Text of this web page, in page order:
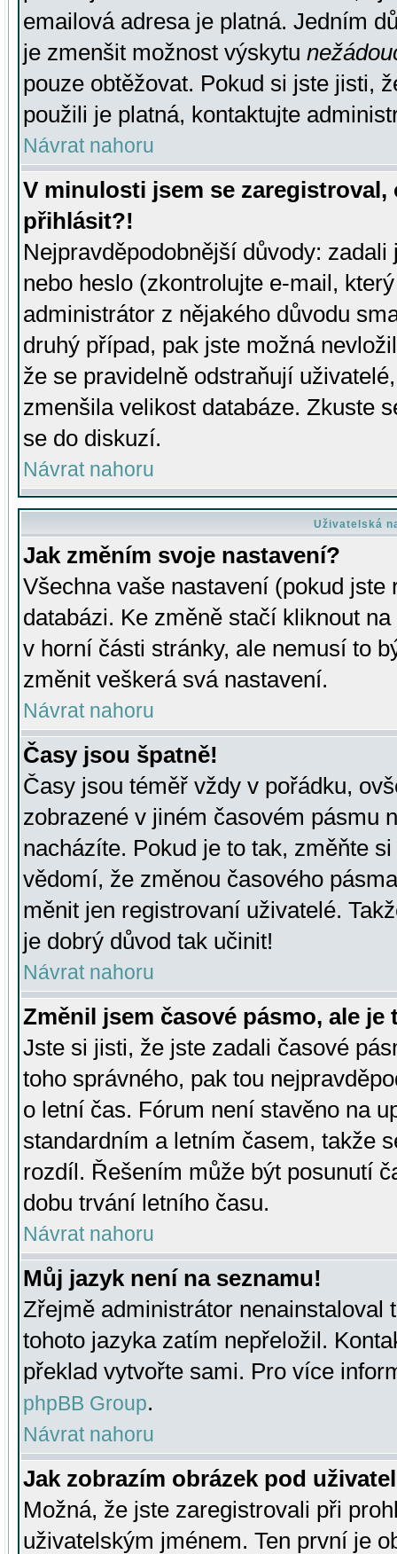
emailová adresa je platná. Jedním
je zmenšit možnost výskytu
pouze obtěžovat. Pokud si jste jisti,
použili je platná, kontaktujte
Návrat nahoru
V minulosti jsem se
přihlásit?!
Nejpravděpodobnější důvody:
nebo heslo (zkontrolujte e-mail,
administrátor z nějakého důvodu
druhý případ, pak jste možná
že se pravidelně odstraňují
zmenšila velikost databáze. Zkuste
se do diskuzí.
Návrat nahoru
Uživatelská
Jak změním svoje nastavení?
Všechna vaše nastavení (pokud
databázi. Ke změně stačí kliknout
v horní části stránky, ale nemusí to
změnit veškerá svá nastavení.
Návrat nahoru
Časy jsou špatně!
Časy jsou téměř vždy v pořádku,
zobrazené v jiném časovém pásmu
nacházíte. Pokud je to tak, změňte
vědomí, že změnou časového
měnit jen registrovaní uživatelé.
je dobrý důvod tak učinit!
Návrat nahoru
Změnil jsem časové pásmo, ale je
Jste si jisti, že jste zadali časové
toho správného, pak tou
o letní čas. Fórum není stavěno na
standardním a letním časem, takže
rozdíl. Řešením může být posunutí
dobu trvání letního času.
Návrat nahoru
Můj jazyk není na seznamu!
Zřejmě administrátor nenainstaloval
tohoto jazyka zatím nepřeložil.
překlad vytvořte sami. Pro více
phpBB Group.
Návrat nahoru
Jak zobrazím obrázek pod
Možná, že jste zaregistrovali při
uživatelským jménem. Ten první je